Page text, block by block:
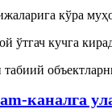
кўра
ўтгач кучга
каналга